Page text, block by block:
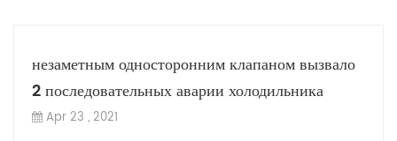
незаметным односторонним клапаном вызвало
2 последовательных аварии холодильника
Apr 23 , 2021